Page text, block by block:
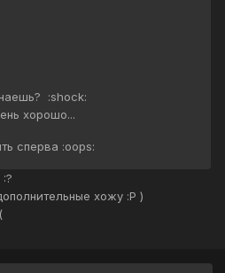
:shock:
хорошо...
сперва :oops:
хожу :P )